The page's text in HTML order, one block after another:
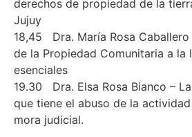
derechos de propiedad de la
Jujuy
18,45 Dra. María Rosa Caballero
de la Propiedad Comunitaria a la
esenciales
19.30 Dra. Elsa Rosa Bianco –
que tiene el abuso de la
mora judicial.